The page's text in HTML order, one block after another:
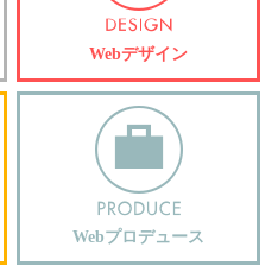
Webデザイン
Webプロデュース